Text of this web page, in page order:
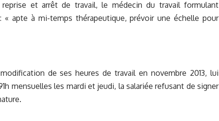
et arrêt de travail, le médecin du travail formulant
« apte à mi-temps thérapeutique, prévoir une échelle pour
de ses heures de travail en novembre 2013, lui
mensuelles les mardi et jeudi, la salariée refusant de signer